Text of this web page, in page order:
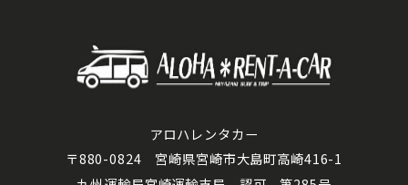
アロハレンタカー
〒880-0824 宮崎県宮崎市大島町高崎416-1